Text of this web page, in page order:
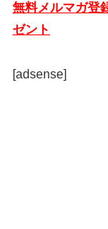
無料メルマガ登
ゼント
[adsense]